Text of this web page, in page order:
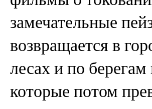
замечательные
возвращается в
лесах и по
которые потом